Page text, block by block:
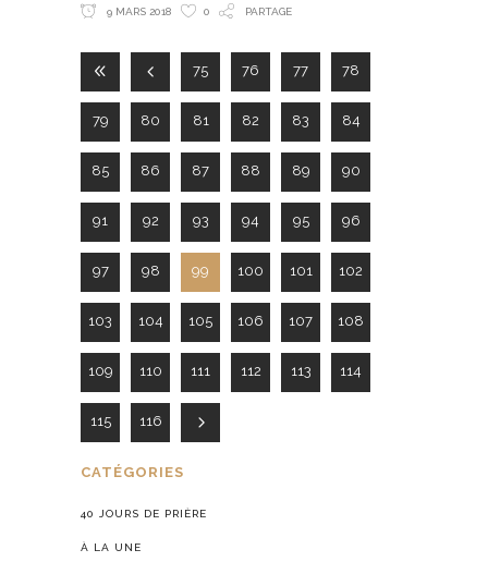
9 MARS 2018 0 PARTAGE
75 76 77 78
79 80 81 82 83 84
85 86 87 88 89 90
91 92 93 94 95 96
97 98 99 100 101 102
103 104 105 106 107 108
109 110 111 112 113 114
115 116
CATÉGORIES
40 JOURS DE PRIÈRE
À LA UNE